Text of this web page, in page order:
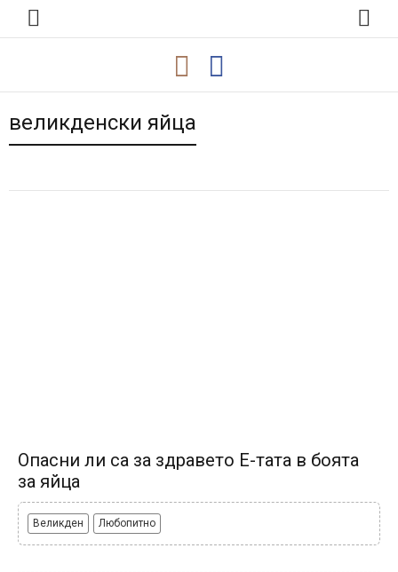
великденски яйца
Опасни ли са за здравето Е-тата в боята
за яйца
Великден Любопитно